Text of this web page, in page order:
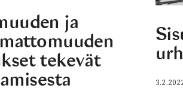
ja
tekevät